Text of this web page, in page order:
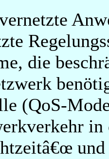
die
(QoS-
in